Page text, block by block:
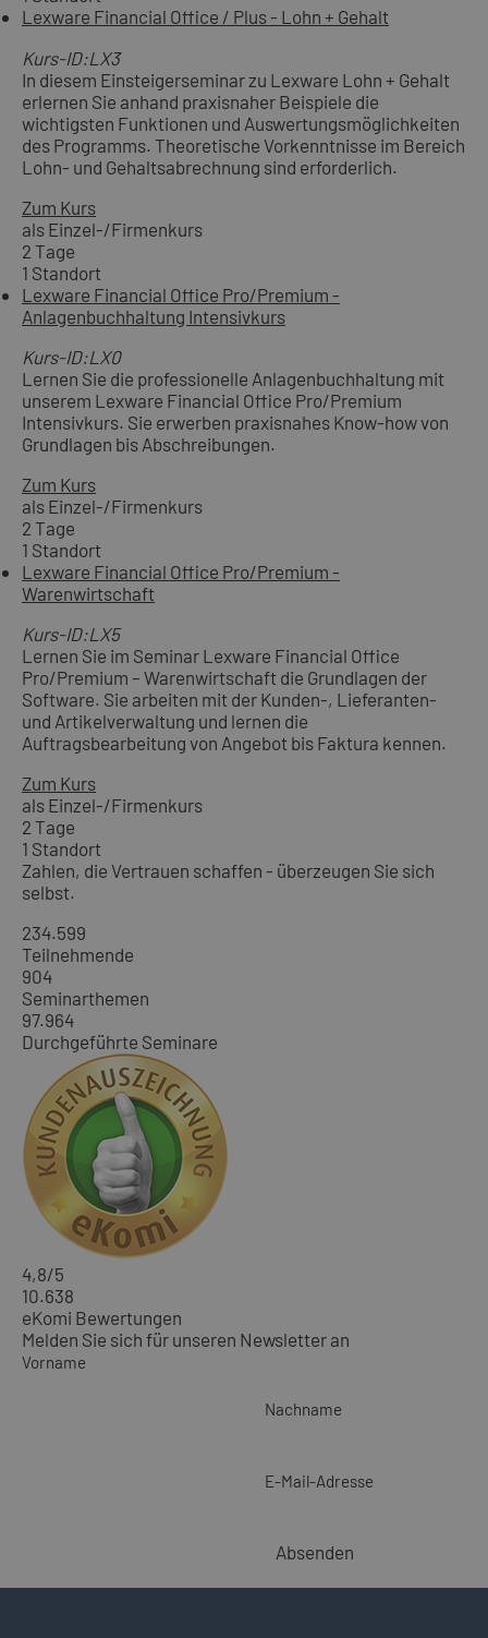
Lexware Financial Office / Plus - Lohn + Gehalt
Kurs-ID:LX3
In diesem Einsteigerseminar zu Lexware Lohn + Gehalt
erlernen Sie anhand praxisnaher Beispiele die
wichtigsten Funktionen und Auswertungsmöglichkeiten
des Programms. Theoretische Vorkenntnisse im Bereich
Lohn- und Gehaltsabrechnung sind erforderlich.
Zum Kurs
als Einzel-/Firmenkurs
2 Tage
1 Standort
Lexware Financial Office Pro/Premium -
Anlagenbuchhaltung Intensivkurs
Kurs-ID:LX0
Lernen Sie die professionelle Anlagenbuchhaltung mit
unserem Lexware Financial Office Pro/Premium
Intensivkurs. Sie erwerben praxisnahes Know-how von
Grundlagen bis Abschreibungen.
Zum Kurs
als Einzel-/Firmenkurs
2 Tage
1 Standort
Lexware Financial Office Pro/Premium -
Warenwirtschaft
Kurs-ID:LX5
Lernen Sie im Seminar Lexware Financial Office
Pro/Premium – Warenwirtschaft die Grundlagen der
Software. Sie arbeiten mit der Kunden-, Lieferanten-
und Artikelverwaltung und lernen die
Auftragsbearbeitung von Angebot bis Faktura kennen.
Zum Kurs
als Einzel-/Firmenkurs
2 Tage
1 Standort
Zahlen, die Vertrauen schaffen - überzeugen Sie sich
selbst.
234.599
Teilnehmende
904
Seminarthemen
97.964
Durchgeführte Seminare
4,8/5
10.638
eKomi Bewertungen
Melden Sie sich für unseren Newsletter an
Vorname
Nachname
E-Mail-Adresse
Absenden